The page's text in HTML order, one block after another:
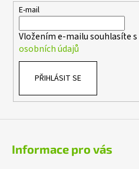
E-mail
Vložením e-mailu souhlasíte s
osobních údajů
PŘIHLÁSIT SE
Informace pro vás